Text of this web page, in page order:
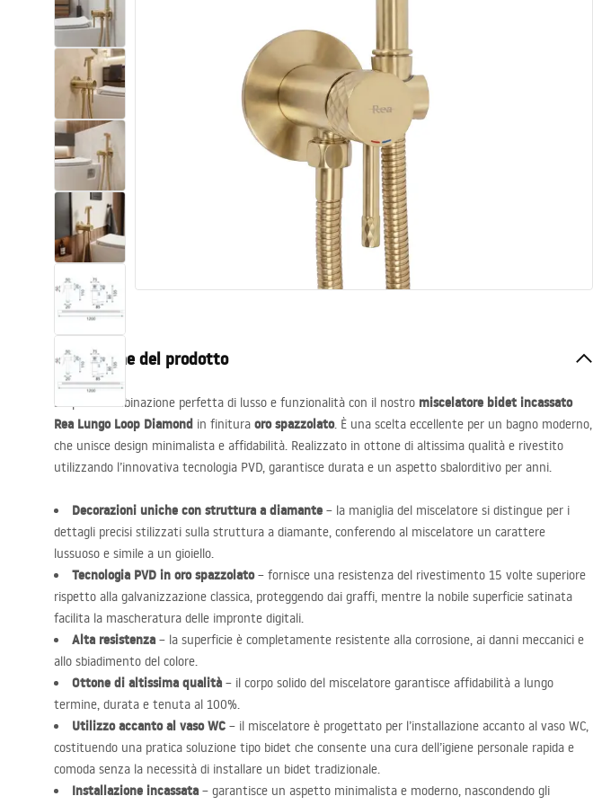
Set di vaso WC e bidet
Lavabi
Vasche da bagno e schermi vasca
Rubinetti da bagno
Set doccia
Descrizione del prodotto
Scopri la combinazione perfetta di lusso e funzionalità con il nostro miscelatore bidet incassato
Rea Lungo Loop Diamond in finitura oro spazzolato. È una scelta eccellente per un bagno moderno,
che unisce design minimalista e affidabilità. Realizzato in ottone di altissima qualità e rivestito
utilizzando l’innovativa tecnologia PVD, garantisce durata e un aspetto sbalorditivo per anni.
Decorazioni uniche con struttura a diamante – la maniglia del miscelatore si distingue per i
dettagli precisi stilizzati sulla struttura a diamante, conferendo al miscelatore un carattere
lussuoso e simile a un gioiello.
Tecnologia PVD in oro spazzolato– fornisce una resistenza del rivestimento 15 volte superiore
rispetto alla galvanizzazione classica, proteggendo dai graffi, mentre la nobile superficie satinata
facilita la mascheratura delle impronte digitali.
Alta resistenza – la superficie è completamente resistente alla corrosione, ai danni meccanici e
allo sbiadimento del colore.
Ottone di altissima qualità – il corpo solido del miscelatore garantisce affidabilità a lungo
termine, durata e tenuta al 100%.
Utilizzo accanto al vaso WC – il miscelatore è progettato per l’installazione accanto al vaso WC,
costituendo una pratica soluzione tipo bidet che consente una cura dell’igiene personale rapida e
comoda senza la necessità di installare un bidet tradizionale.
Installazione incassata – garantisce un aspetto minimalista e moderno, nascondendo gli